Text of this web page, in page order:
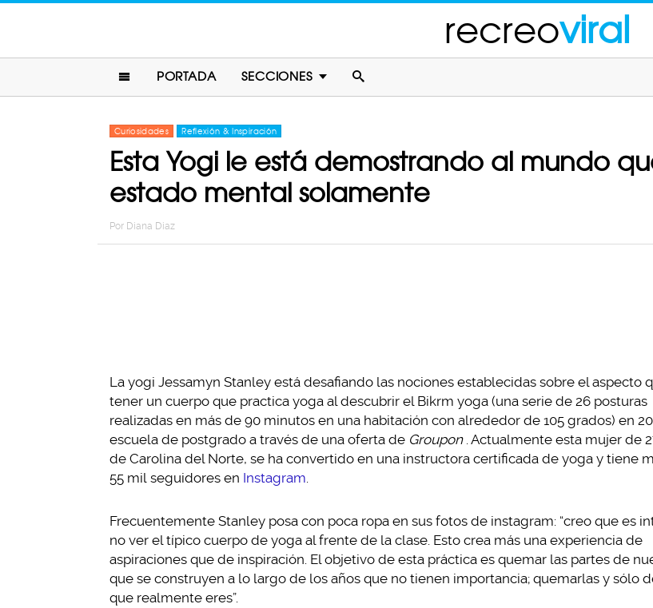
recreoviral
PORTADA SECCIONES
Curiosidades Reflexión & Inspiración
Esta Yogi le está demostrando al mundo
estado mental solamente
Por Diana Diaz
La yogi Jessamyn Stanley está desafiando las nociones establecidas sobre el aspecto
tener un cuerpo que practica yoga al descubrir el Bikrm yoga (una serie de 26 posturas
realizadas en más de 90 minutos en una habitación con alrededor de 105 grados) en
escuela de postgrado a través de una oferta de Groupon . Actualmente esta mujer de
de Carolina del Norte, se ha convertido en una instructora certificada de yoga y tiene
55 mil seguidores en Instagram.
Frecuentemente Stanley posa con poca ropa en sus fotos de instagram: “creo que es
no ver el típico cuerpo de yoga al frente de la clase. Esto crea más una experiencia de
aspiraciones que de inspiración. El objetivo de esta práctica es quemar las partes de
que se construyen a lo largo de los años que no tienen importancia; quemarlas y sólo
que realmente eres”.